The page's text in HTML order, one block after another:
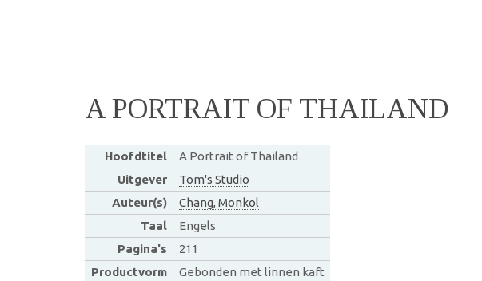
A PORTRAIT OF THAILAND
Hoofdtitel
A Portrait of Thailand
Uitgever
Tom's Studio
Auteur(s)
Chang, Monkol
Taal
Engels
Pagina's
211
Productvorm
Gebonden met linnen kaft